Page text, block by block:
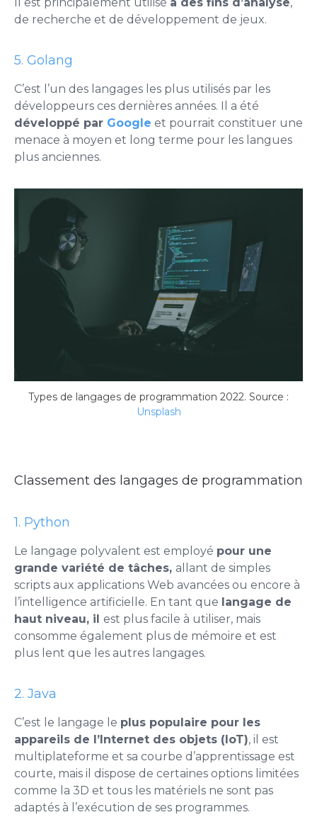
de recherche et de développement de jeux.
5. Golang
C’est l’un des langages les plus utilisés par les
développeurs ces dernières années. Il a été
développé par Google et pourrait constituer une
menace à moyen et long terme pour les langues
plus anciennes.
Types de langages de programmation 2022. Source :
Unsplash
Classement des langages de programmation
1. Python
Le langage polyvalent est employé pour une
grande variété de tâches, allant de simples
scripts aux applications Web avancées ou encore à
l’intelligence artificielle. En tant que langage de
haut niveau, il est plus facile à utiliser, mais
consomme également plus de mémoire et est
plus lent que les autres langages.
2. Java
C’est le langage le plus populaire pour les
appareils de l’Internet des objets (IoT), il est
multiplateforme et sa courbe d’apprentissage est
courte, mais il dispose de certaines options limitées
comme la 3D et tous les matériels ne sont pas
adaptés à l’exécution de ses programmes.